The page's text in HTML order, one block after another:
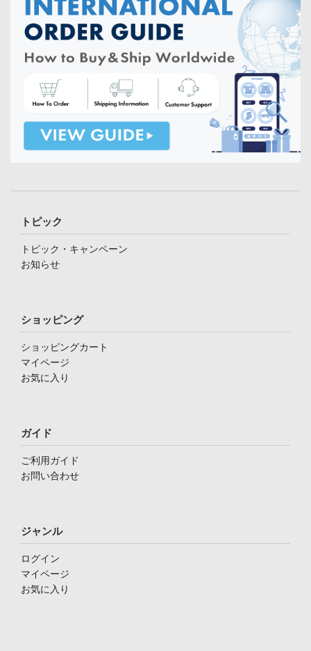
トピック
トピック・キャンペーン
お知らせ
ショッピング
ショッピングカート
マイページ
お気に入り
ガイド
ご利用ガイド
お問い合わせ
ジャンル
ログイン
マイページ
お気に入り